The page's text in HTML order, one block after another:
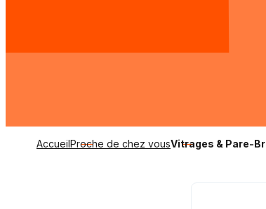
AccueilProche de chez vousVitrages & Pare-